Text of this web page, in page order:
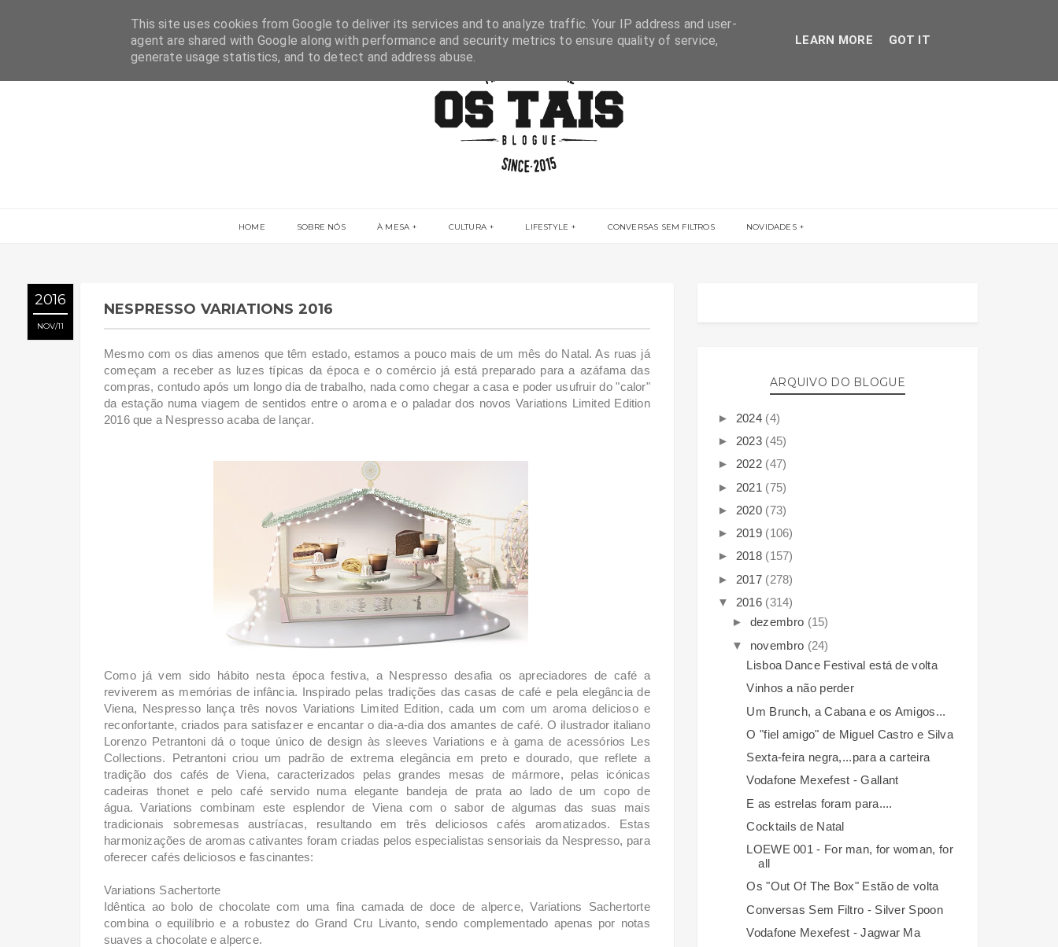
HOME SOBRE NÓS À MESA CULTURA LIFESTYLE CONVERSAS SEM FILTROS NOVIDADES
2016
NOV 11
NESPRESSO VARIATIONS 2016
Mesmo com os dias amenos que têm estado, estamos a pouco mais de um mês do Natal. As ruas já
começam a receber as luzes típicas da época e o comércio já está preparado para a azáfama das
compras, contudo após um longo dia de trabalho, nada como chegar a casa e poder usufruir do "calor"
da estação numa viagem de sentidos entre o aroma e o paladar dos novos Variations Limited Edition
2016 que a Nespresso acaba de lançar.
Como já vem sido hábito nesta época festiva, a Nespresso desafia os apreciadores de café a
reviverem as memórias de infância. Inspirado pelas tradições das casas de café e pela elegância de
Viena, Nespresso lança três novos Variations Limited Edition, cada um com um aroma delicioso e
reconfortante, criados para satisfazer e encantar o dia-a-dia dos amantes de café.O ilustrador italiano
Lorenzo Petrantoni dá o toque único de design às sleeves Variations e à gama de acessórios Les
Collections. Petrantoni criou um padrão de extrema elegância em preto e dourado, que reflete a
tradição dos cafés de Viena, caracterizados pelas grandes mesas de mármore, pelas icónicas
cadeiras thonet e pelo café servido numa elegante bandeja de prata ao lado de um copo de
água.Variations combinam este esplendor de Viena com o sabor de algumas das suas mais
tradicionais sobremesas austríacas, resultando em três deliciosos cafés aromatizados. Estas
harmonizações de aromas cativantes foram criadas pelos especialistas sensoriais da Nespresso, para
oferecer cafés deliciosos e fascinantes:
Variations Sachertorte
Idêntica ao bolo de chocolate com uma fina camada de doce de alperce, Variations Sachertorte
combina o equilíbrio e a robustez do Grand Cru Livanto, sendo complementado apenas por notas
suaves a chocolate e alperce.
ARQUIVO DO BLOGUE
► 2024 (4)
► 2023 (45)
► 2022 (47)
► 2021 (75)
► 2020 (73)
► 2019 (106)
► 2018 (157)
► 2017 (278)
▼ 2016 (314)
► dezembro (15)
▼ novembro (24)
Lisboa Dance Festival está de volta
Vinhos a não perder
Um Brunch, a Cabana e os Amigos...
O "fiel amigo" de Miguel Castro e Silva
Sexta-feira negra,...para a carteira
Vodafone Mexefest - Gallant
E as estrelas foram para....
Cocktails de Natal
LOEWE 001 - For man, for woman, for
all
Os "Out Of The Box" Estão de volta
Conversas Sem Filtro - Silver Spoon
Vodafone Mexefest - Jagwar Ma
This site uses cookies from Google to deliver its services and to analyze traffic. Your IP address and user-
agent are shared with Google along with performance and security metrics to ensure quality of service,
generate usage statistics, and to detect and address abuse.
LEARN MORE GOT IT